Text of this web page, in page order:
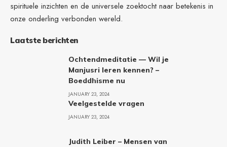
spirituele inzichten en de universele zoektocht naar betekenis in
onze onderling verbonden wereld.
Laatste berichten
Ochtendmeditatie — Wil je
Manjusri leren kennen? –
Boeddhisme nu
JANUARY 23, 2024
Veelgestelde vragen
JANUARY 23, 2024
Judith Leiber – Mensen van